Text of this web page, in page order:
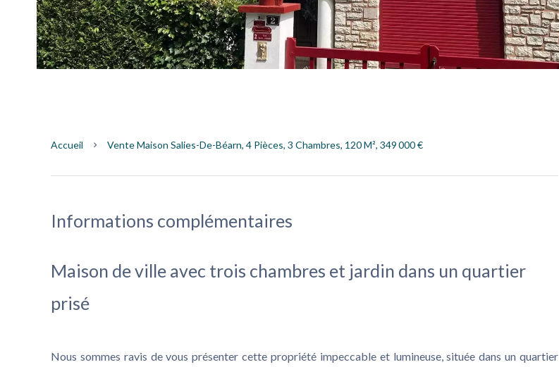
Accueil Vente Maison Salies-De-Béarn, 4 Pièces, 3 Chambres, 120 M², 349 000 €
Informations complémentaires
Maison de ville avec trois chambres et jardin dans un quartier
prisé
Nous sommes ravis de vous présenter cette propriété impeccable et lumineuse, située dans un quartier